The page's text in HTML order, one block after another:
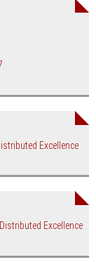
Excellence
Excellence